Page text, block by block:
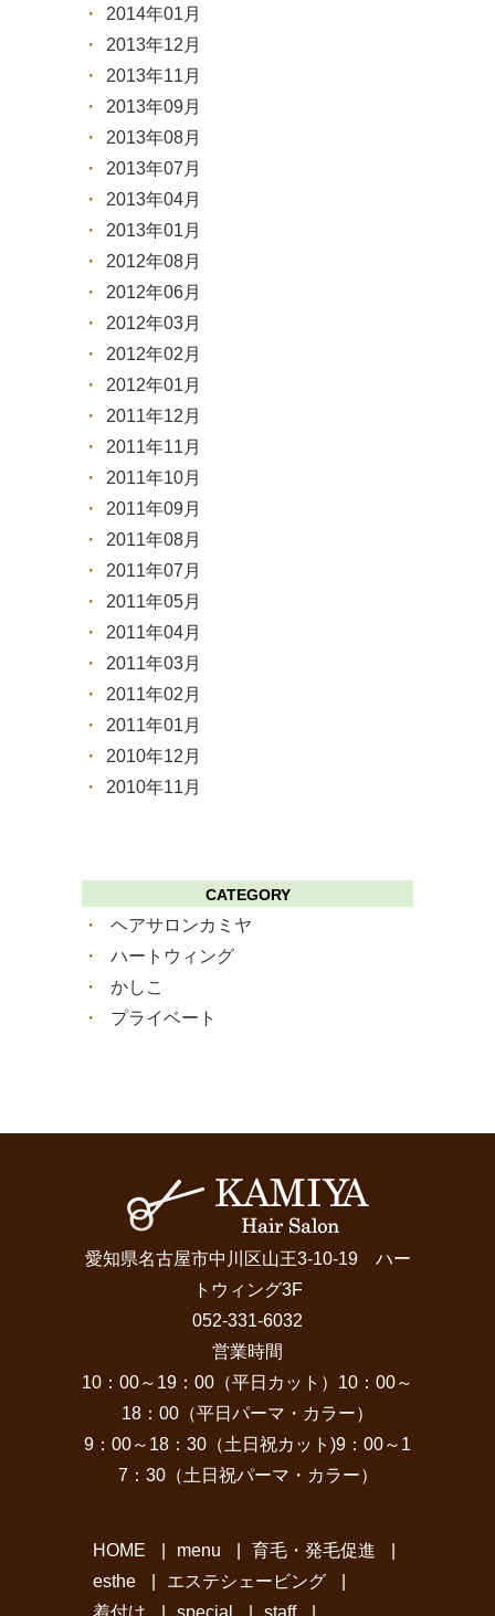
2014年01月
2013年12月
2013年11月
2013年09月
2013年08月
2013年07月
2013年04月
2013年01月
2012年08月
2012年06月
2012年03月
2012年02月
2012年01月
2011年12月
2011年11月
2011年10月
2011年09月
2011年08月
2011年07月
2011年05月
2011年04月
2011年03月
2011年02月
2011年01月
2010年12月
2010年11月
CATEGORY
ヘアサロンカミヤ
ハートウィング
かしこ
プライベート
愛知県名古屋市中川区山王3-10-19 ハー
トウィング3F
052-331-6032
営業時間
10：00～19：00（平日カット）10：00～
18：00（平日パーマ・カラー）
9：00～18：30（土日祝カット)9：00～1
7：30（土日祝パーマ・カラー）
HOME menu 育毛・発毛促進
esthe
エステシェービング
着付け
special staff